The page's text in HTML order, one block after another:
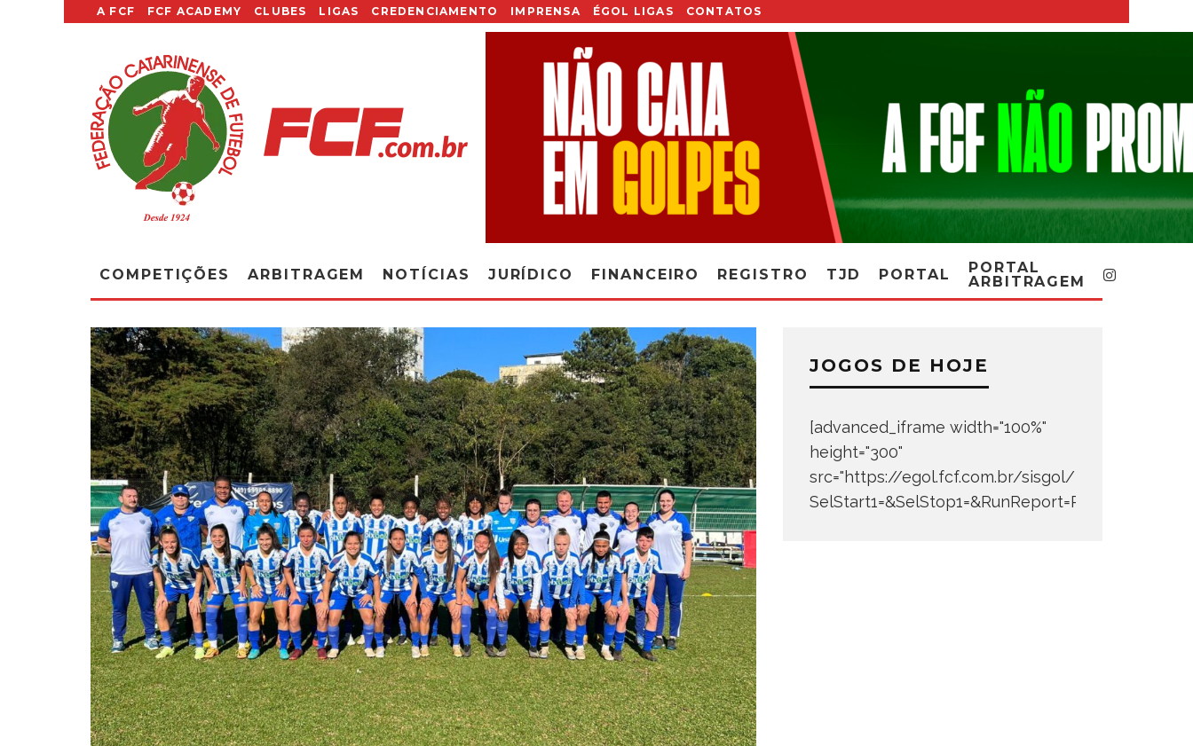
A FCF FCF ACADEMY CLUBES LIGAS CREDENCIAMENTO IMPRENSA ÉGOL LIGAS CONTATOS
COMPETIÇÕES ARBITRAGEM NOTÍCIAS JURÍDICO FINANCEIRO REGISTRO TJD PORTAL
PORTAL
ARBITRAGEM
JOGOS DE HOJE
[advanced_iframe width="100%"
height="300"
src="https://egol.fcf.com.br/sisgol/
SelStart1=&SelStop1=&RunReport=Run+Report"]